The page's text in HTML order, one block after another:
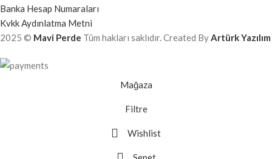
Banka Hesap Numaraları
Kvkk Aydınlatma Metni
2025 © Mavi Perde Tüm hakları saklıdır. Created ByArtürk Yazılım
Mağaza
Filtre
Wishlist